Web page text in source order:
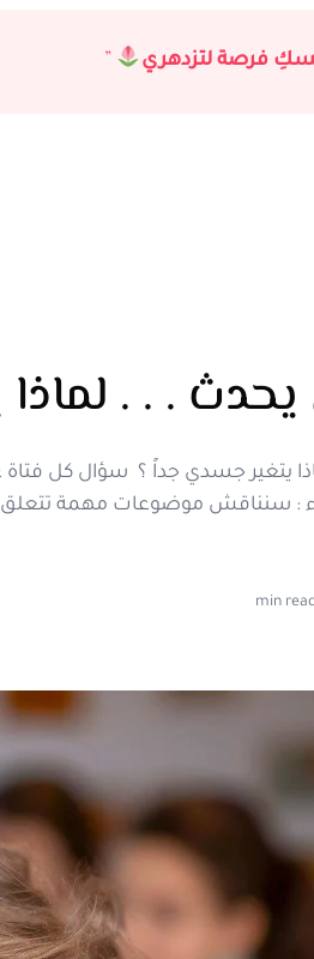
فرصة لتزدهري ”
يتغير جسدي جداً ؟ سؤال كل فتاة
: سنناقش موضوعات مهمة تتعلق